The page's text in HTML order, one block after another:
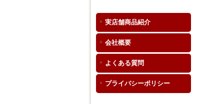
実店舗商品紹介
会社概要
よくある質問
プライバシーポリシー